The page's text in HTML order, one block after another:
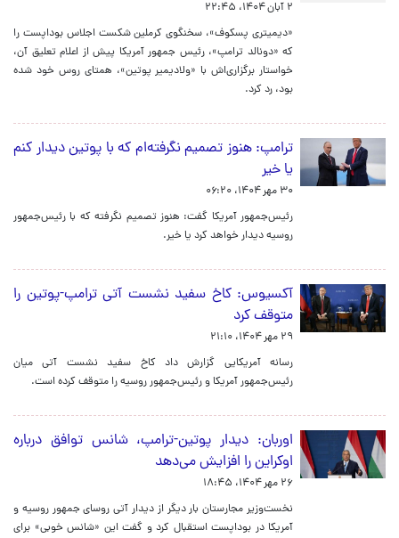
۲ آبان ۱۴۰۴، ۲۲:۴۵
«دیمیتری پسکوف»، سخنگوی کرملین شکست اجلاس بوداپست را
که «دونالد ترامپ»، رئیس جمهور آمریکا پیش از اعلام تعلیق آن،
خواستار برگزاری‌اش با «ولادیمیر پوتین»، همتای روس خود شده
بود، رد کرد.
ترامپ: هنوز تصمیم نگرفته‌ام که با پوتین دیدار کنم
یا خیر
۳۰ مهر ۱۴۰۴، ۰۶:۲۰
رئیس‌جمهور آمریکا گفت: هنوز تصمیم نگرفته که با رئیس‌جمهور
روسیه دیدار خواهد کرد یا خیر.
آکسیوس: کاخ سفید نشست آتی ترامپ-پوتین را
متوقف کرد
۲۹ مهر ۱۴۰۴، ۲۱:۱۰
رسانه آمریکایی گزارش داد کاخ سفید نشست آتی میان
رئیس‌جمهور آمریکا و رئیس‌جمهور روسیه را متوقف کرده است.
اوربان: دیدار پوتین-ترامپ، شانس توافق درباره
اوکراین را افزایش می‌دهد
۲۶ مهر ۱۴۰۴، ۱۸:۴۵
نخست‌وزیر مجارستان بار دیگر از دیدار آتی روسای جمهور روسیه و
آمریکا در بوداپست استقبال کرد و گفت این «شانس خوبی» برای